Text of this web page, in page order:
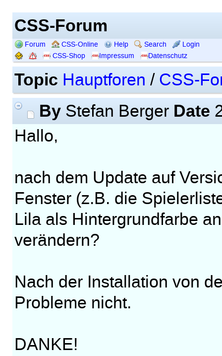
CSS-Forum
Forum CSS-Online Help Search
Login
CSS-Shop
Impressum Datenschutz
Topic Hauptforen / CSS-
ByStefan Berger Date
Hallo,
nach dem Update auf
Fenster (z.B. die
Lila als Hintergrundfarbe
verändern?
Nach der Installation von
Probleme nicht.
DANKE!